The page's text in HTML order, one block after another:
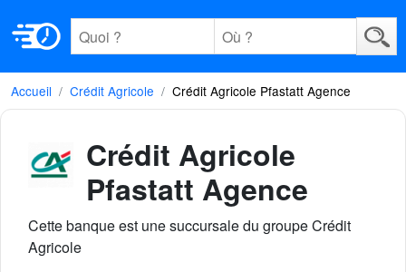
Accueil Crédit Agricole Crédit Agricole Pfastatt Agence
Crédit Agricole
Pfastatt Agence
Cette banque est une succursale du groupe Crédit
Agricole